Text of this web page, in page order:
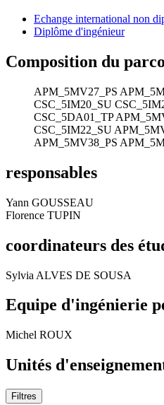
Echange international non
Diplôme d'ingénieur
Composition du
APM_5MV27_PS
CSC_5IM20_SU
CSC_5DA01_TP
CSC_5IM22_SU
APM_5MV38_PS
responsables
Yann GOUSSEAU
Florence TUPIN
coordinateurs des
Sylvia ALVES DE SOUSA
Equipe d'ingénierie
Michel ROUX
Unités
Filtres